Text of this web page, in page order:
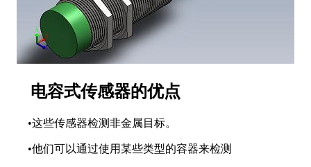
电容式传感器的优点
•这些传感器检测非金属目标。
•他们可以通过使用某些类型的容器来检测